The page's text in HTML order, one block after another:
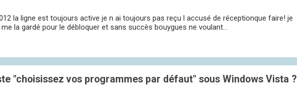
la ligne est toujours active je n ai toujours pas reçu l accusé de réceptionque faire! je
la gardé pour le débloquer et sans succès bouygues ne voulant...
"choisissez vos programmes par défaut" sous Windows Vista ?